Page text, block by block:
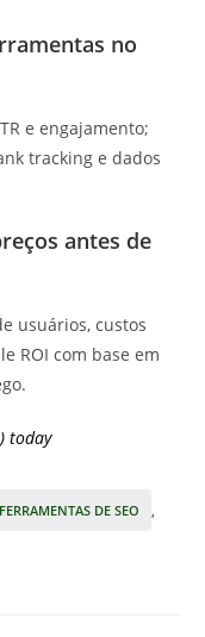
no
e engajamento;
tracking e dados
antes de
usuários, custos
ROI com base em
today
FERRAMENTAS DE SEO